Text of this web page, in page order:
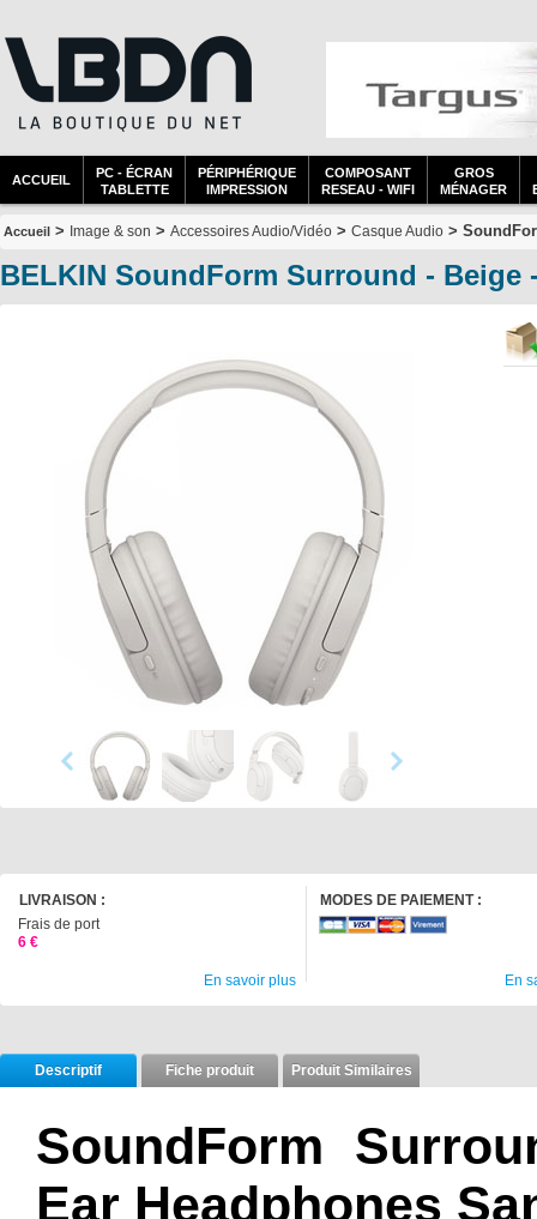
ACCUEIL
PC - ÉCRAN
TABLETTE
PÉRIPHÉRIQUE
IMPRESSION
COMPOSANT
RESEAU - WIFI
GROS
MÉNAGER
Accueil > Image & son > Accessoires Audio/Vidéo > Casque Audio >
BELKIN SoundForm Surround - Beige
LIVRAISON :
Frais de port
6 €
En savoir plus
MODES DE PAIEMENT :
En
Descriptif Fiche produit Produit Similaires
SoundForm
Ear Headphones